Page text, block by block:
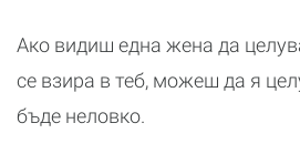
Ако видиш една жена да
се взира в теб, можеш да я
бъде неловко.